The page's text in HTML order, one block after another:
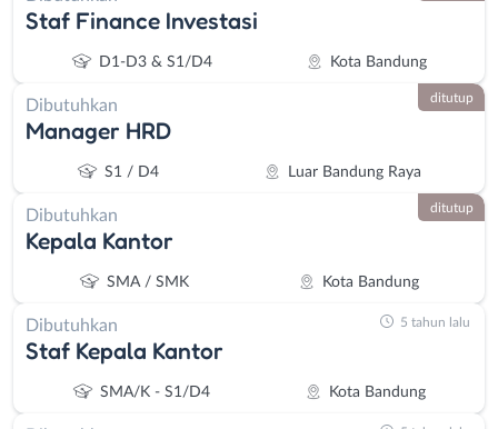
Staf Finance Investasi
D1-D3 & S1/D4 Kota Bandung
Dibutuhkan
Manager HRD
S1 / D4 Luar Bandung Raya
ditutup
Dibutuhkan
Kepala Kantor
SMA / SMK Kota Bandung
ditutup
Dibutuhkan
Staf Kepala Kantor
SMA/K - S1/D4 Kota Bandung
5 tahun lalu